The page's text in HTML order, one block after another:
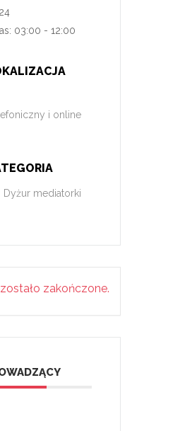
03:00 - 12:00
i online
Dyżur mediatorki
zakończone.